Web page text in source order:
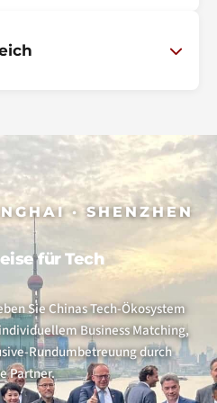
Aktivitäten vor und
und Aktivitäten gezielt
· SHENZHEN
für Tech
Sie Chinas Tech-Ökosystem
Business Matching,
Rundumbetreuung durch
Partner.